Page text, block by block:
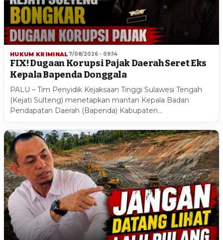
HUKUM KRIMINAL 7/08/2026 - 09:14
FIX! Dugaan Korupsi Pajak Daerah Seret Eks
Kepala Bapenda Donggala
PALU – Tim Penyidik Kejaksaan Tinggi Sulawesi Tengah
(Kejati Sulteng) menetapkan mantan Kepala Badan
Pendapatan Daerah (Bapenda) Kabupaten…